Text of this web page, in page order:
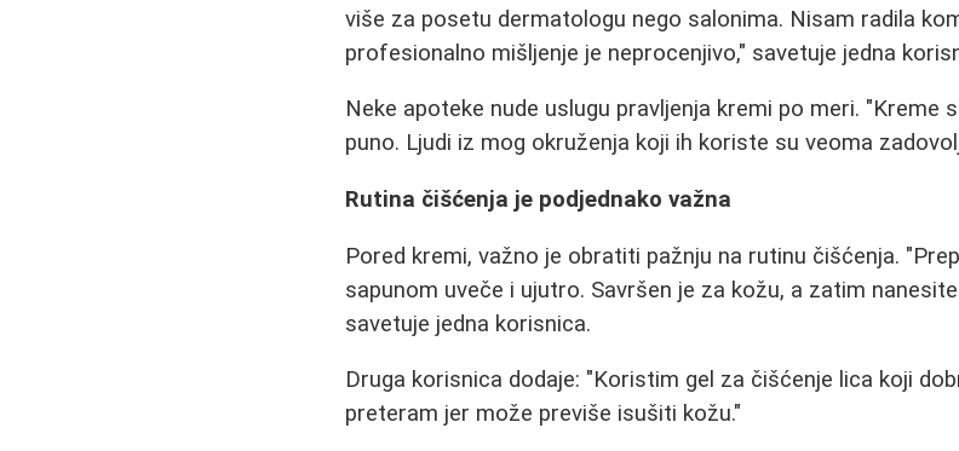
više za posetu dermatologu nego salonima. Nisam radila
profesionalno mišljenje je neprocenjivo," savetuje jedna
Neke apoteke nude uslugu pravljenja kremi po meri. "Kreme
puno. Ljudi iz mog okruženja koji ih koriste su veoma
Rutina čišćenja je podjednako važna
Pored kremi, važno je obratiti pažnju na rutinu čišćenja.
sapunom uveče i ujutro. Savršen je za kožu, a zatim
savetuje jedna korisnica.
Druga korisnica dodaje: "Koristim gel za čišćenje lica koji
preteram jer može previše isušiti kožu."